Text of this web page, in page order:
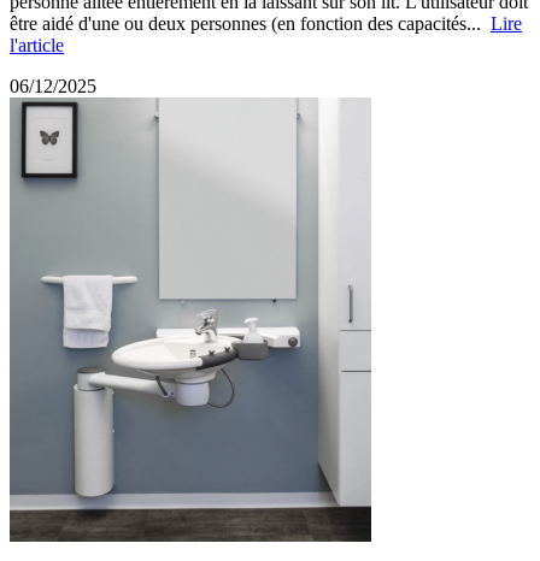
être aidé d'une ou deux personnes (en fonction des capacités... Lire
l'article
06/12/2025